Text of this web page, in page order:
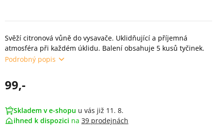
Svěží citronová vůně do vysavače. Uklidňující a příjemná
atmosféra při každém úklidu. Balení obsahuje 5 kusů tyčinek.
Podrobný popis
99,-
Skladem v e-shopu u vás již 11. 8.
ihned k dispozici na 39 prodejnách